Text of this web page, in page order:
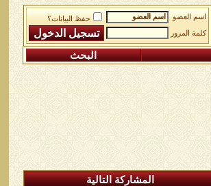
اسم العضو
حفظ البيانات؟
كلمة المرور
البحث
المشاركة التالية